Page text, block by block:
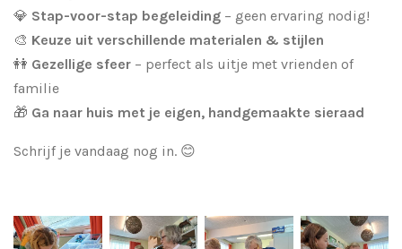
💎 Stap-voor-stap begeleiding – geen ervaring nodig!
🎨 Keuze uit verschillende materialen & stijlen
👭 Gezellige sfeer – perfect als uitje met vrienden of
familie
🎁 Ga naar huis met je eigen, handgemaakte sieraad
Schrijf je vandaag nog in. 😊